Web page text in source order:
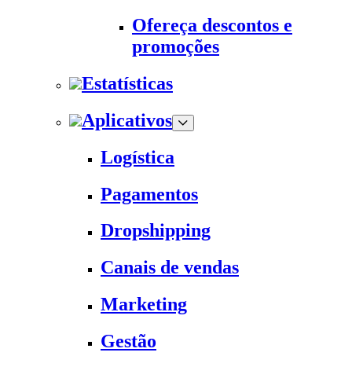
Ofereça descontos e
promoções
Estatísticas
Aplicativos
Logística
Pagamentos
Dropshipping
Canais de vendas
Marketing
Gestão